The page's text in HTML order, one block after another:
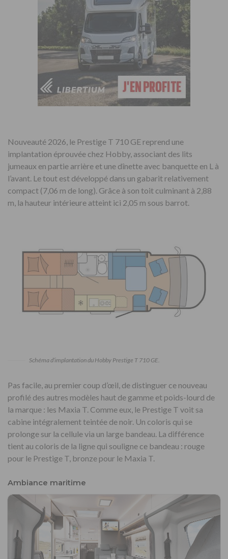
Nouveauté 2026, le Prestige T 710 GE reprend une
implantation éprouvée chez Hobby, associant des lits
jumeaux en partie arrière et une dînette avec banquette en L à
l’avant. Le tout est développé dans un gabarit relativement
compact (7,06 m de long). Grâce à son toit culminant à 2,88
m, la hauteur intérieure atteint ici 2,05 m sous barrot.
Schéma d’implantation du Hobby Prestige T 710 GE.
Pas facile, au premier coup d’œil, de distinguer ce nouveau
profilé des autres modèles haut de gamme et poids-lourd de
la marque : les Maxia T. Comme eux, le Prestige T voit sa
cabine intégralement teintée de noir. Un coloris qui se
prolonge sur la cellule via un large bandeau. La différence
tient au coloris de la ligne qui souligne ce bandeau : rouge
pour le Prestige T, bronze pour le Maxia T.
Ambiance maritime